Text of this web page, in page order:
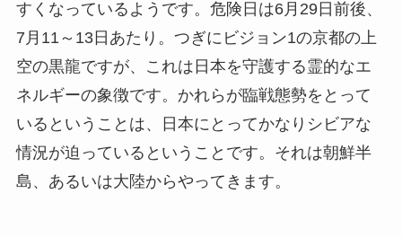
すくなっているようです。危険日は6月29日前後、
7月11～13日あたり。つぎにビジョン1の京都の上
空の黒龍ですが、これは日本を守護する霊的なエ
ネルギーの象徴です。かれらが臨戦態勢をとって
いるということは、日本にとってかなりシビアな
情況が迫っているということです。それは朝鮮半
島、あるいは大陸からやってきます。